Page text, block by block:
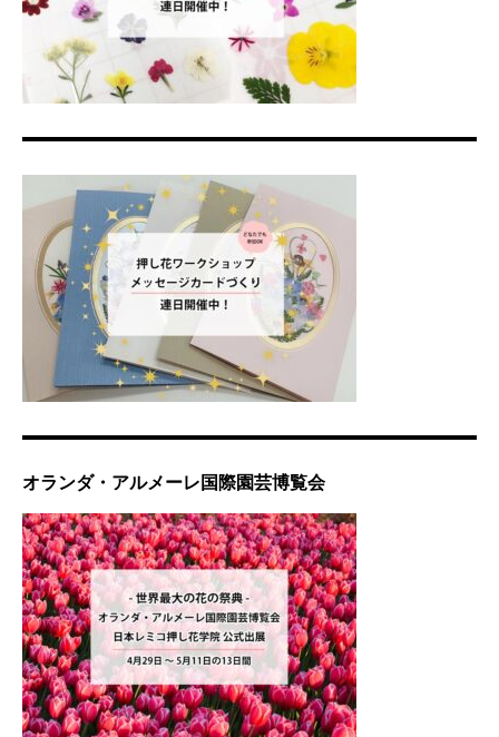
オランダ・アルメーレ国際園芸博覧会